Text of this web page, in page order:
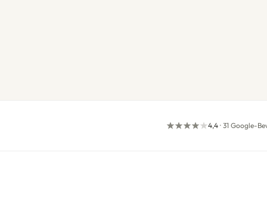
4,4· 31 Google-